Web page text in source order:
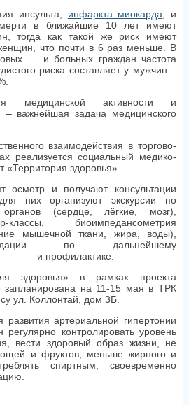
инсульта, инфаркта миокарда, и
в ближайшие 10 лет имеют
тогда как такой же риск имеют
что почти в 6 раз меньше. В
и больных граждан частота
риска составляет у мужчин –
медицинской активности и
– важнейшая задача медицинского
взаимодействия в торгово-
реализуется социальный медико-
«Территория здоровья».
осмотр и получают консультации
для них организуют экскурсии по
(сердце, лёгкие, мозг),
классы, биоимпедансометрия
мышечной ткани, жира, воды),
по дальнейшему
профилактике.
здоровья» в рамках проекта
запланирована на 11-15 мая в ТРК
ул. Коллонтай, дом 3Б.
артериальной гипертонии
контролировать уровень
вести здоровый образ жизни, не
и фруктов, меньше жирного и
спиртным, своевременно